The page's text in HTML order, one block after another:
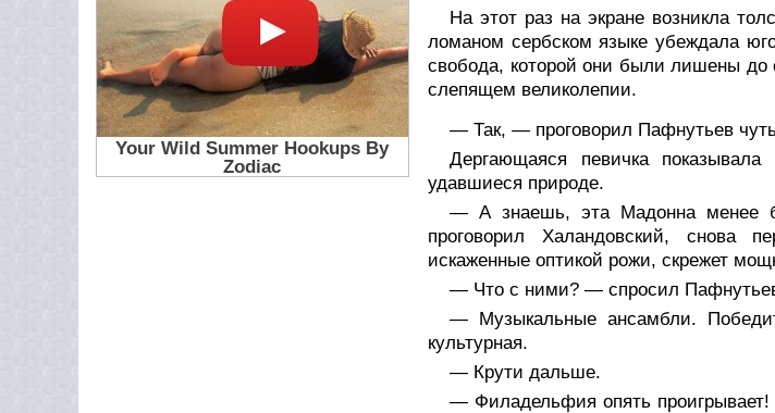
На этот раз на экране возникла
ломаном сербском языке убеждала
свобода, которой они были лишены до
слепящем великолепии.
— Так, — проговорил Пафнутьев
Дергающаяся певичка
удавшиеся природе.
— А знаешь, эта Мадонна менее
проговорил Халандовский, снова
искаженные оптикой рожи, скрежет
— Что с ними? — спросил
— Музыкальные ансамбли.
культурная.
— Крути дальше.
— Филадельфия опять